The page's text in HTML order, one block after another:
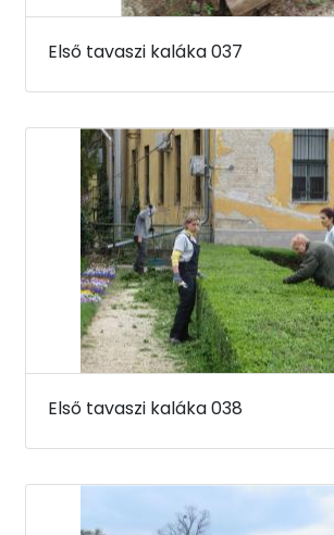
Első tavaszi kaláka 037
Első tavaszi kaláka 038